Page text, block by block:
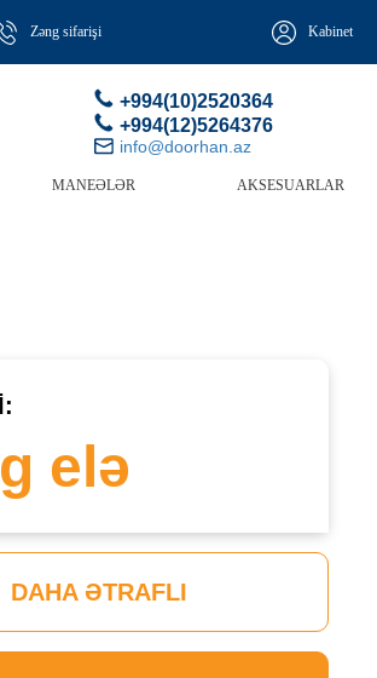
Zəng sifarişi Kabinet
+994(10)2520364
+994(12)5264376
info@doorhan.az
MANEƏLƏR AKSESUARLAR
elə
DAHA ƏTRAFLI